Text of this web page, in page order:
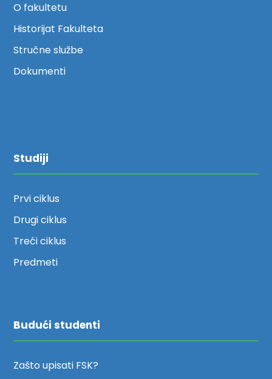
O fakultetu
Historijat Fakulteta
Stručne službe
Dokumenti
Studiji
Prvi ciklus
Drugi ciklus
Treći ciklus
Predmeti
Budući studenti
Zašto upisati FSK?